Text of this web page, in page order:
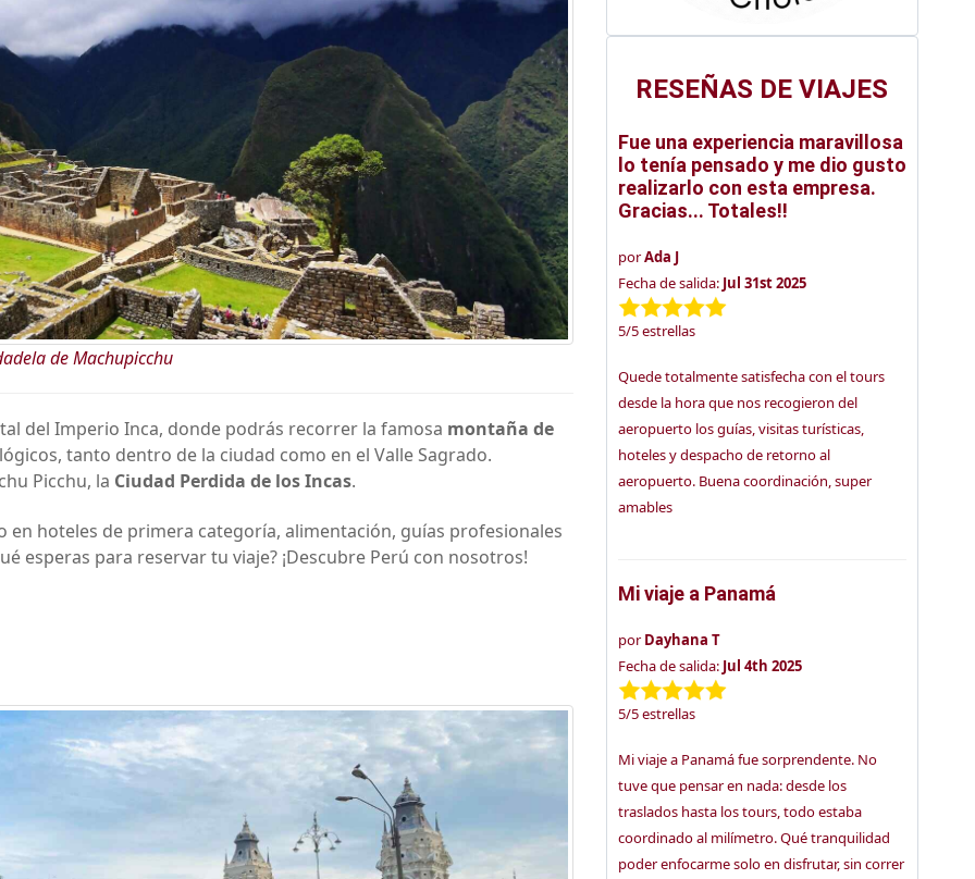
de Machupicchu
del Imperio Inca, donde podrás recorrer la famosa montaña de
tanto dentro de la ciudad como en el Valle Sagrado.
Picchu, la Ciudad Perdida de los Incas.
hoteles de primera categoría, alimentación, guías profesionales
esperas para reservar tu viaje? ¡Descubre Perú con nosotros!
RESEÑAS DE VIAJES
Fue una experiencia maravillosa
lo tenía pensado y me dio gusto
realizarlo con esta empresa.
Gracias... Totales!!
porAda J
Fecha de salida: Jul 31st 2025
5/5estrellas
Quede totalmente satisfecha con el tours
desde la hora que nos recogieron del
aeropuerto los guías, visitas turísticas,
hoteles y despacho de retorno al
aeropuerto. Buena coordinación, super
amables
Mi viaje a Panamá
porDayhana T
Fecha de salida: Jul 4th 2025
5/5estrellas
Mi viaje a Panamá fue sorprendente. No
tuve que pensar en nada: desde los
traslados hasta los tours, todo estaba
coordinado al milímetro. Qué tranquilidad
poder enfocarme solo en disfrutar, sin correr